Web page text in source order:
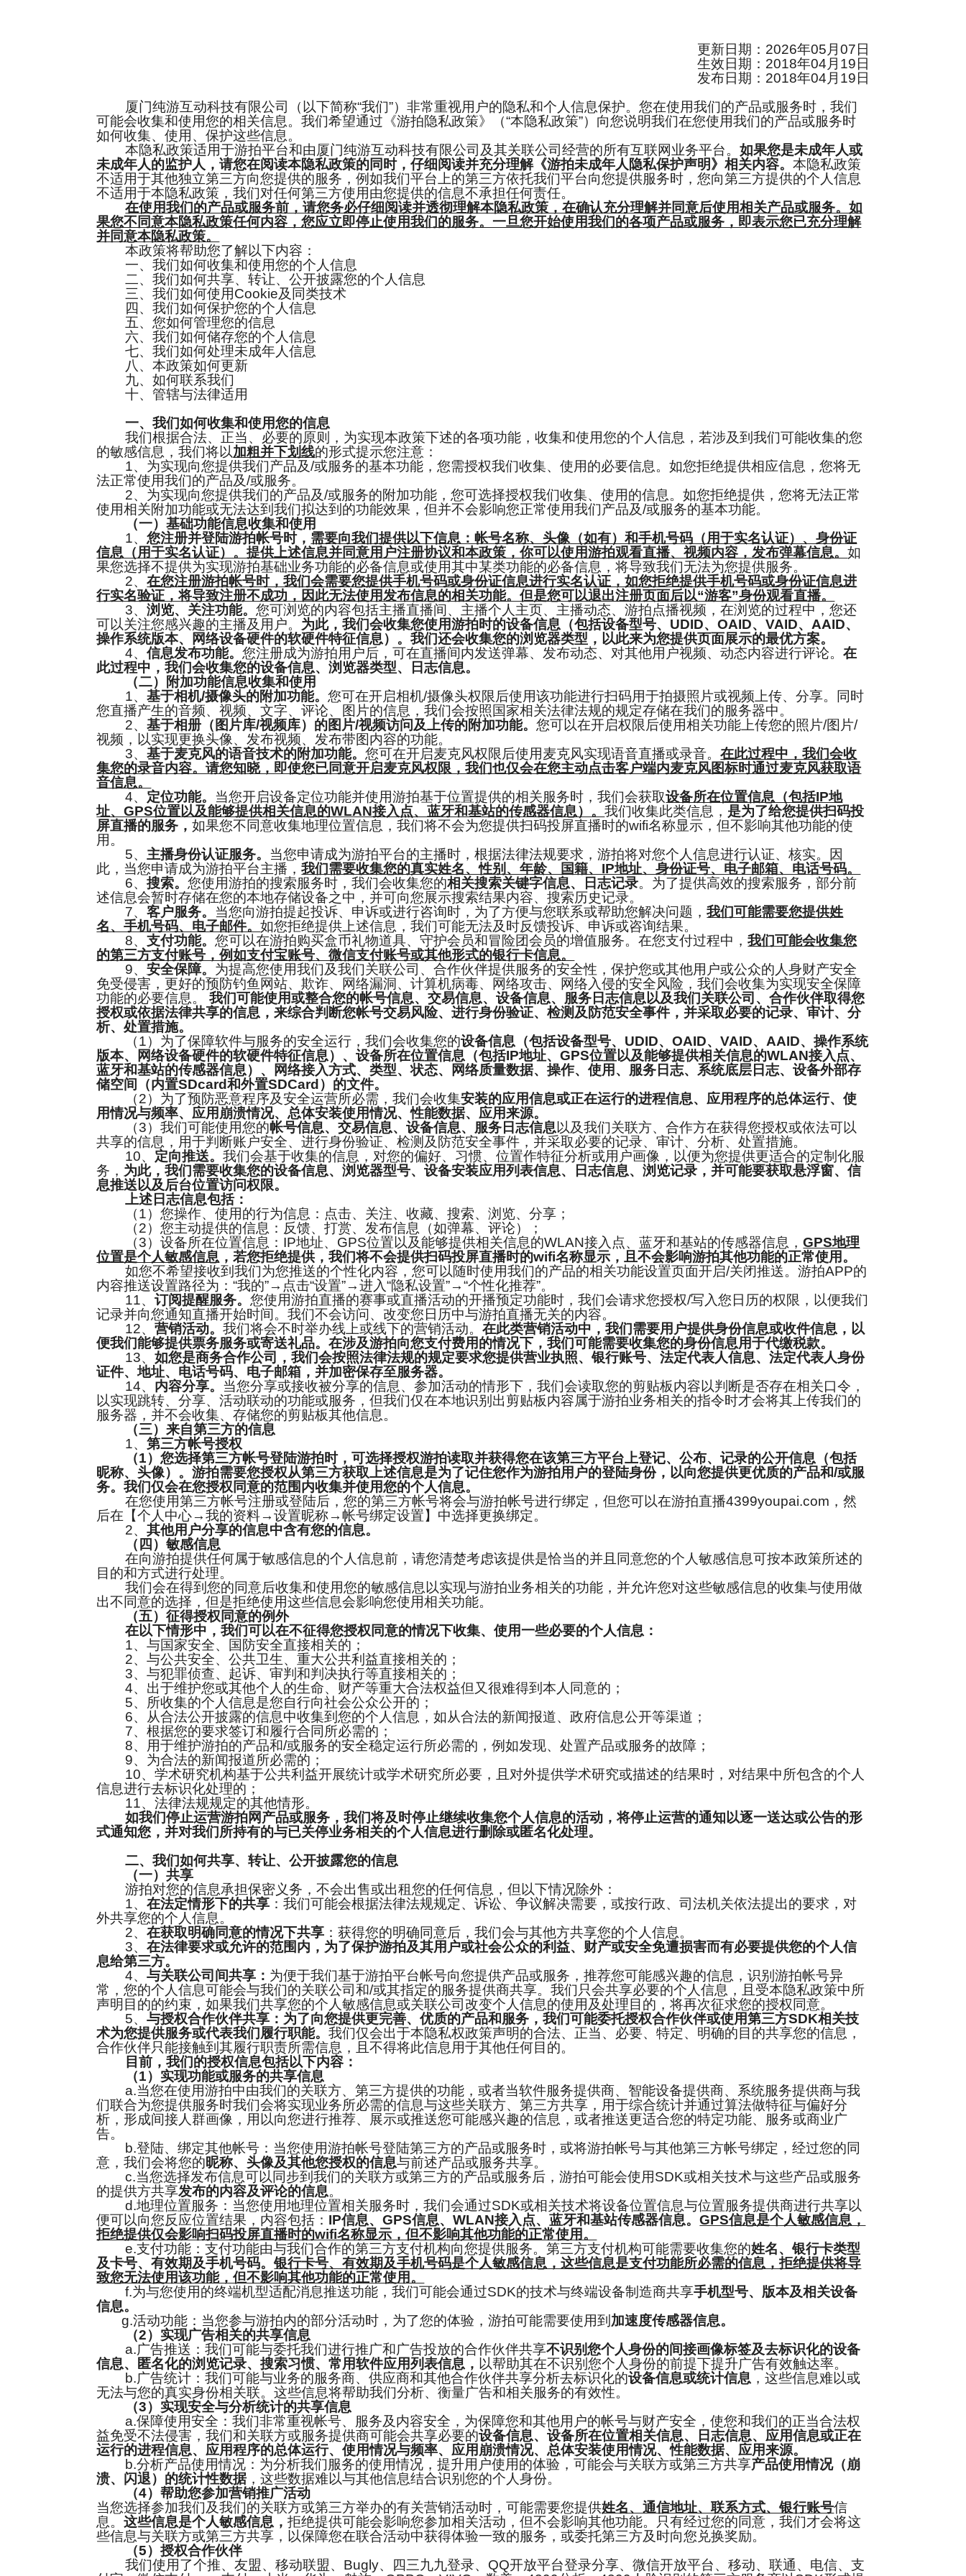
更新日期：2026年05月07日
生效日期：2018年04月19日
发布日期：2018年04月19日
厦门纯游互动科技有限公司（以下简称“我们”）非常重视用户的隐私和个人信息保护。您在使用我们的产品或服务时，我们
可能会收集和使用您的相关信息。我们希望通过《游拍隐私政策》（“本隐私政策”）向您说明我们在您使用我们的产品或服务时
如何收集、使用、保护这些信息。
本隐私政策适用于游拍平台和由厦门纯游互动科技有限公司及其关联公司经营的所有互联网业务平台。如果您是未成年人或
未成年人的监护人，请您在阅读本隐私政策的同时，仔细阅读并充分理解《游拍未成年人隐私保护声明》相关内容。本隐私政策
不适用于其他独立第三方向您提供的服务，例如我们平台上的第三方依托我们平台向您提供服务时，您向第三方提供的个人信息
不适用于本隐私政策，我们对任何第三方使用由您提供的信息不承担任何责任。
在使用我们的产品或服务前，请您务必仔细阅读并透彻理解本隐私政策，在确认充分理解并同意后使用相关产品或服务。如
果您不同意本隐私政策任何内容，您应立即停止使用我们的服务。一旦您开始使用我们的各项产品或服务，即表示您已充分理解
并同意本隐私政策。
本政策将帮助您了解以下内容：
一、我们如何收集和使用您的个人信息
二、我们如何共享、转让、公开披露您的个人信息
三、我们如何使用Cookie及同类技术
四、我们如何保护您的个人信息
五、您如何管理您的信息
六、我们如何储存您的个人信息
七、我们如何处理未成年人信息
八、本政策如何更新
九、如何联系我们
十、管辖与法律适用
一、我们如何收集和使用您的信息
我们根据合法、正当、必要的原则，为实现本政策下述的各项功能，收集和使用您的个人信息，若涉及到我们可能收集的您
的敏感信息，我们将以加粗并下划线的形式提示您注意：
1、为实现向您提供我们产品及/或服务的基本功能，您需授权我们收集、使用的必要信息。如您拒绝提供相应信息，您将无
法正常使用我们的产品及/或服务。
2、为实现向您提供我们的产品及/或服务的附加功能，您可选择授权我们收集、使用的信息。如您拒绝提供，您将无法正常
使用相关附加功能或无法达到我们拟达到的功能效果，但并不会影响您正常使用我们产品及/或服务的基本功能。
（一）基础功能信息收集和使用
1、您注册并登陆游拍帐号时， 需要向我们提供以下信息：帐号名称、头像（如有）和手机号码（用于实名认证）、身份证
信息（用于实名认证）。提供上述信息并同意用户注册协议和本政策，你可以使用游拍观看直播、视频内容，发布弹幕信息。如
果您选择不提供为实现游拍基础业务功能的必备信息或使用其中某类功能的必备信息，将导致我们无法为您提供服务。
2、在您注册游拍帐号时，我们会需要您提供手机号码或身份证信息进行实名认证，如您拒绝提供手机号码或身份证信息进
行实名验证，将导致注册不成功，因此无法使用发布信息的相关功能。但是您可以退出注册页面后以“游客”身份观看直播。
3、浏览、关注功能。您可浏览的内容包括主播直播间、主播个人主页、主播动态、游拍点播视频，在浏览的过程中，您还
可以关注您感兴趣的主播及用户。 为此，我们会收集您使用游拍时的设备信息（包括设备型号、 UDID、OAID、VAID、AAID、
操作系统版本、网络设备硬件的软硬件特征信息）。我们还会收集您的浏览器类型，以此来为您提供页面展示的最优方案。
4、信息发布功能。您注册成为游拍用户后，可在直播间内发送弹幕、发布动态、对其他用户视频、动态内容进行评论。在
此过程中，我们会收集您的设备信息、浏览器类型、日志信息。
（二）附加功能信息收集和使用
1、基于相机/摄像头的附加功能。您可在开启相机/摄像头权限后使用该功能进行扫码用于拍摄照片或视频上传、分享。同时
您直播产生的音频、视频、文字、评论、图片的信息，我们会按照国家相关法律法规的规定存储在我们的服务器中。
2、基于相册（图片库/视频库）的图片/视频访问及上传的附加功能。您可以在开启权限后使用相关功能上传您的照片/图片/
视频，以实现更换头像、发布视频、发布带图内容的功能。
3、基于麦克风的语音技术的附加功能。您可在开启麦克风权限后使用麦克风实现语音直播或录音。在此过程中，我们会收
集您的录音内容。请您知晓，即使您已同意开启麦克风权限，我们也仅会在您主动点击客户端内麦克风图标时通过麦克风获取语
音信息。
4、 定位功能。 当您开启设备定位功能并使用游拍基于位置提供的相关服务时，我们会获取设备所在位置信息（包括IP地
址、GPS位置以及能够提供相关信息的WLAN接入点、蓝牙和基站的传感器信息）。我们收集此类信息， 是为了给您提供扫码投
屏直播的服务，如果您不同意收集地理位置信息，我们将不会为您提供扫码投屏直播时的wifi名称显示，但不影响其他功能的使
用。
5、 主播身份认证服务。 当您申请成为游拍平台的主播时，根据法律法规要求，游拍将对您个人信息进行认证、核实。因
此，当您申请成为游拍平台主播，我们需要收集您的真实姓名、性别、年龄、国籍、IP地址、身份证号、电子邮箱、电话号码。
6、搜索。您使用游拍的搜索服务时，我们会收集您的相关搜索关键字信息、日志记录。为了提供高效的搜索服务，部分前
述信息会暂时存储在您的本地存储设备之中，并可向您展示搜索结果内容、搜索历史记录。
7、客户服务。 当您向游拍提起投诉、申诉或进行咨询时，为了方便与您联系或帮助您解决问题，我们可能需要您提供姓
名、手机号码、电子邮件。如您拒绝提供上述信息，我们可能无法及时反馈投诉、申诉或咨询结果。
8、支付功能。您可以在游拍购买盒币礼物道具、守护会员和冒险团会员的增值服务。在您支付过程中，我们可能会收集您
的第三方支付账号，例如支付宝账号、微信支付账号或其他形式的银行卡信息。
9、安全保障。 为提高您使用我们及我们关联公司、合作伙伴提供服务的安全性，保护您或其他用户或公众的人身财产安全
免受侵害，更好的预防钓鱼网站、欺诈、网络漏洞、计算机病毒、网络攻击、网络入侵的安全风险，我们会收集为实现安全保障
功能的必要信息。我们可能使用或整合您的帐号信息、交易信息、设备信息、服务日志信息以及我们关联公司、合作伙伴取得您
授权或依据法律共享的信息，来综合判断您帐号交易风险、进行身份验证、检测及防范安全事件，并采取必要的记录、审计、分
析、处置措施。
（1）为了保障软件与服务的安全运行，我们会收集您的设备信息（包括设备型号、 UDID、OAID、VAID、AAID、操作系统
版本、网络设备硬件的软硬件特征信息）、设备所在位置信息（包括IP地址、GPS位置以及能够提供相关信息的WLAN接入点、
蓝牙和基站的传感器信息）、网络接入方式、类型、状态、网络质量数据、操作、使用、服务日志、系统底层日志、设备外部存
储空间（内置SDcard和外置SDCard）的文件。
（2）为了预防恶意程序及安全运营所必需，我们会收集安装的应用信息或正在运行的进程信息、应用程序的总体运行、使
用情况与频率、应用崩溃情况、总体安装使用情况、性能数据、应用来源。
（3）我们可能使用您的帐号信息、交易信息、设备信息、服务日志信息以及我们关联方、合作方在获得您授权或依法可以
共享的信息，用于判断账户安全、进行身份验证、检测及防范安全事件，并采取必要的记录、审计、分析、处置措施。
10、 定向推送。我们会基于收集的信息，对您的偏好、习惯、位置作特征分析或用户画像，以便为您提供更适合的定制化服
务， 为此，我们需要收集您的设备信息、浏览器型号、设备安装应用列表信息、日志信息、浏览记录，并可能要获取悬浮窗、信
息推送以及后台位置访问权限。
上述日志信息包括：
（1）您操作、使用的行为信息：点击、关注、收藏、搜索、浏览、分享；
（2）您主动提供的信息：反馈、打赏、发布信息（如弹幕、评论）；
（3）设备所在位置信息：IP地址、GPS位置以及能够提供相关信息的WLAN接入点、蓝牙和基站的传感器信息，GPS地理
位置是个人敏感信息 ，若您拒绝提供，我们将不会提供扫码投屏直播时的wifi名称显示，且不会影响游拍其他功能的正常使用。
如您不希望接收到我们为您推送的个性化内容，您可以随时使用我们的产品的相关功能设置页面开启/关闭推送。游拍APP的
内容推送设置路径为：“我的”→点击“设置”→进入“隐私设置”→“个性化推荐”。
11、订阅提醒服务。您使用游拍直播的赛事或直播活动的开播预定功能时，我们会请求您授权/写入您日历的权限，以便我们
记录并向您通知直播开始时间。我们不会访问、改变您日历中与游拍直播无关的内容。
12、营销活动。我们将会不时举办线上或线下的营销活动。在此类营销活动中，我们需要用户提供身份信息或收件信息，以
便我们能够提供票务服务或寄送礼品。在涉及游拍向您支付费用的情况下，我们可能需要收集您的身份信息用于代缴税款。
13、如您是商务合作公司，我们会按照法律法规的规定要求您提供营业执照、银行账号、法定代表人信息、法定代表人身份
证件、地址、电话号码、电子邮箱，并加密保存至服务器。
14、 内容分享。 当您分享或接收被分享的信息、参加活动的情形下，我们会读取您的剪贴板内容以判断是否存在相关口令，
以实现跳转、分享、活动联动的功能或服务，但我们仅在本地识别出剪贴板内容属于游拍业务相关的指令时才会将其上传我们的
服务器，并不会收集、存储您的剪贴板其他信息。
（三）来自第三方的信息
1、第三方帐号授权
（1）您选择第三方帐号登陆游拍时，可选择授权游拍读取并获得您在该第三方平台上登记、公布、记录的公开信息（包括
昵称、头像）。游拍需要您授权从第三方获取上述信息是为了记住您作为游拍用户的登陆身份，以向您提供更优质的产品和/或服
务。我们仅会在您授权同意的范围内收集并使用您的个人信息。
在您使用第三方帐号注册或登陆后，您的第三方帐号将会与游拍帐号进行绑定，但您可以在游拍直播4399youpai.com，然
后在【个人中心→我的资料→设置昵称→帐号绑定设置】中选择更换绑定。
2、其他用户分享的信息中含有您的信息。
（四）敏感信息
在向游拍提供任何属于敏感信息的个人信息前，请您清楚考虑该提供是恰当的并且同意您的个人敏感信息可按本政策所述的
目的和方式进行处理。
我们会在得到您的同意后收集和使用您的敏感信息以实现与游拍业务相关的功能，并允许您对这些敏感信息的收集与使用做
出不同意的选择，但是拒绝使用这些信息会影响您使用相关功能。
（五）征得授权同意的例外
在以下情形中，我们可以在不征得您授权同意的情况下收集、使用一些必要的个人信息：
1、与国家安全、国防安全直接相关的；
2、与公共安全、公共卫生、重大公共利益直接相关的；
3、与犯罪侦查、起诉、审判和判决执行等直接相关的；
4、出于维护您或其他个人的生命、财产等重大合法权益但又很难得到本人同意的；
5、所收集的个人信息是您自行向社会公众公开的；
6、从合法公开披露的信息中收集到您的个人信息，如从合法的新闻报道、政府信息公开等渠道；
7、根据您的要求签订和履行合同所必需的；
8、用于维护游拍的产品和/或服务的安全稳定运行所必需的，例如发现、处置产品或服务的故障；
9、为合法的新闻报道所必需的；
10、学术研究机构基于公共利益开展统计或学术研究所必要，且对外提供学术研究或描述的结果时，对结果中所包含的个人
信息进行去标识化处理的；
11、法律法规规定的其他情形。
如我们停止运营游拍网产品或服务，我们将及时停止继续收集您个人信息的活动，将停止运营的通知以逐一送达或公告的形
式通知您，并对我们所持有的与已关停业务相关的个人信息进行删除或匿名化处理。
二、我们如何共享、转让、公开披露您的信息
（一）共享
游拍对您的信息承担保密义务，不会出售或出租您的任何信息，但以下情况除外：
1、在法定情形下的共享 ：我们可能会根据法律法规规定、诉讼、争议解决需要，或按行政、司法机关依法提出的要求，对
外共享您的个人信息。
2、在获取明确同意的情况下共享 ：获得您的明确同意后，我们会与其他方共享您的个人信息。
3、在法律要求或允许的范围内，为了保护游拍及其用户或社会公众的利益、财产或安全免遭损害而有必要提供您的个人信
息给第三方。
4、与关联公司间共享： 为便于我们基于游拍平台帐号向您提供产品或服务，推荐您可能感兴趣的信息，识别游拍帐号异
常，您的个人信息可能会与我们的关联公司和/或其指定的服务提供商共享。我们只会共享必要的个人信息，且受本隐私政策中所
声明目的的约束，如果我们共享您的个人敏感信息或关联公司改变个人信息的使用及处理目的，将再次征求您的授权同意。
5、与授权合作伙伴共享：为了向您提供更完善、优质的产品和服务，我们可能委托授权合作伙伴或使用第三方SDK相关技
术为您提供服务或代表我们履行职能。我们仅会出于本隐私权政策声明的合法、正当、必要、特定、明确的目的共享您的信息，
合作伙伴只能接触到其履行职责所需信息，且不得将此信息用于其他任何目的。
目前，我们的授权信息包括以下内容：
（1）实现功能或服务的共享信息
a.当您在使用游拍中由我们的关联方、第三方提供的功能，或者当软件服务提供商、智能设备提供商、系统服务提供商与我
们联合为您提供服务时我们会将实现业务所必需的信息与这些关联方、第三方共享，用于综合统计并通过算法做特征与偏好分
析，形成间接人群画像，用以向您进行推荐、展示或推送您可能感兴趣的信息，或者推送更适合您的特定功能、服务或商业广
告。
b.登陆、绑定其他帐号：当您使用游拍帐号登陆第三方的产品或服务时，或将游拍帐号与其他第三方帐号绑定，经过您的同
意，我们会将您的昵称、头像及其他您授权的信息与前述产品或服务共享。
c.当您选择发布信息可以同步到我们的关联方或第三方的产品或服务后，游拍可能会使用SDK或相关技术与这些产品或服务
的提供方共享发布的内容及评论的信息。
d.地理位置服务：当您使用地理位置相关服务时，我们会通过SDK或相关技术将设备位置信息与位置服务提供商进行共享以
便可以向您反应位置结果，内容包括： IP信息、GPS信息、WLAN接入点、蓝牙和基站传感器信息。GPS信息是个人敏感信息，
拒绝提供仅会影响扫码投屏直播时的wifi名称显示，但不影响其他功能的正常使用。
e.支付功能：支付功能由与我们合作的第三方支付机构向您提供服务。第三方支付机构可能需要收集您的姓名、银行卡类型
及卡号、有效期及手机号码。银行卡号、有效期及手机号码是个人敏感信息，这些信息是支付功能所必需的信息，拒绝提供将导
致您无法使用该功能，但不影响其他功能的正常使用。
f.为与您使用的终端机型适配消息推送功能，我们可能会通过SDK的技术与终端设备制造商共享手机型号、版本及相关设备
信息。
g.活动功能：当您参与游拍内的部分活动时，为了您的体验，游拍可能需要使用到 加速度传感器信息。
（2）实现广告相关的共享信息
a.广告推送：我们可能与委托我们进行推广和广告投放的合作伙伴共享不识别您个人身份的间接画像标签及去标识化的设备
信息、匿名化的浏览记录、搜索习惯、常用软件应用列表信息， 以帮助其在不识别您个人身份的前提下提升广告有效触达率。
b.广告统计：我们可能与业务的服务商、供应商和其他合作伙伴共享分析去标识化的设备信息或统计信息 ，这些信息难以或
无法与您的真实身份相关联。这些信息将帮助我们分析、衡量广告和相关服务的有效性。
（3）实现安全与分析统计的共享信息
a.保障使用安全：我们非常重视帐号、服务及内容安全，为保障您和其他用户的帐号与财产安全，使您和我们的正当合法权
益免受不法侵害，我们和关联方或服务提供商可能会共享必要的设备信息、设备所在位置相关信息、日志信息、应用信息或正在
运行的进程信息、应用程序的总体运行、使用情况与频率、应用崩溃情况、总体安装使用情况、性能数据、应用来源。
b.分析产品使用情况：为分析我们服务的使用情况，提升用户使用的体验，可能会与关联方或第三方共享产品使用情况（崩
溃、闪退）的统计性数据 ，这些数据难以与其他信息结合识别您的个人身份。
（4）帮助您参加营销推广活动
当您选择参加我们及我们的关联方或第三方举办的有关营销活动时，可能需要您提供姓名、通信地址、联系方式、银行账号信
息。这些信息是个人敏感信息，拒绝提供可能会影响您参加相关活动，但不会影响其他功能。只有经过您的同意，我们才会将这
些信息与关联方或第三方共享，以保障您在联合活动中获得体验一致的服务，或委托第三方及时向您兑换奖励。
（5）授权合作伙伴
我们使用了个推、友盟、移动联盟、Bugly、四三九九登录、QQ开放平台登录分享、微信开放平台、移动、联通、电信、支